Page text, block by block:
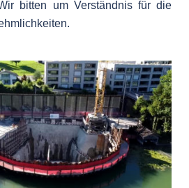
bitten um Verständnis für die